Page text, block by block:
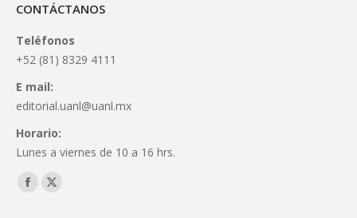
CONTÁCTANOS
Teléfonos
+52 (81) 8329 4111
E mail:
editorial.uanl@uanl.mx
Horario:
Lunes a viernes de 10 a 16 hrs.
Find us on:
Facebook
X